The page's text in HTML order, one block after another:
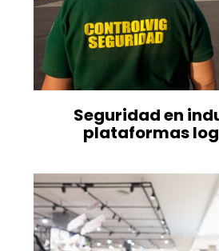
Seguridad en
plataformas